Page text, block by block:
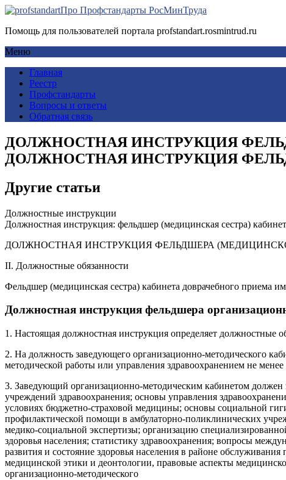
Про Профстандарты РосМинТруда
Помощь для пользователей портала profstandart.rosmintrud.ru
Меню
Главная
Реестр
Профстандарты
Вопросы и ответы
Обратная связь
ДОЛЖНОСТНАЯ ИНСТРУКЦИЯ
ДОЛЖНОСТНАЯ ИНСТРУКЦИЯ
Другие статьи
Должностные инструкции
Должностная инструкция: фельдшер (медицинская сестра)
ДОЛЖНОСТНАЯ ИНСТРУКЦИЯ ФЕЛЬДШЕРА
II. Должностные обязанности
Фельдшер (медицинская сестра) кабинета доврачебного приема
Должностная инструкция фельдшера
1. Настоящая должностная инструкция определяет должностные
2. На должность заведующего организационно-методического
методической работы или управления здравоохранением не менее
3. Заведующий организационно-методическим кабинетом должен
учреждений здравоохранения; основы управления
условиях бюджетно-страховой медицины; основы социальной
профилактической помощи в амбулаторно-поликлинических
медико-социальной экспертизы; организацию
здоровья населения; статистику здравоохранения; вопросы
развития и состояние здоровья населения в районе
медицинской этики и деонтологии, правовые аспекты
организационно-методического